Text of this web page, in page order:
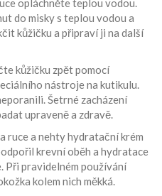
opláchněte teplou vodou.
do misky s teplou vodou a
kůžičku a připraví ji na další
kůžičku zpět pomocí
nástroje na kutikulu.
Šetrné zacházení
upraveně a zdravě.
ruce a nehty hydratační krém
krevní oběh a hydratace
Při pravidelném používání
kolem nich měkká.